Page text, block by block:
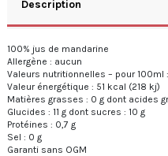
Description
100% jus de mandarine
Allergène : aucun
Valeurs nutritionnelles – pour 100ml :
Valeur énergétique : 51 kcal (218 kj)
Matières grasses : 0 g dont acides
Glucides : 11 g dont sucres : 10 g
Protéines : 0,7 g
Sel : 0 g
Garanti sans OGM